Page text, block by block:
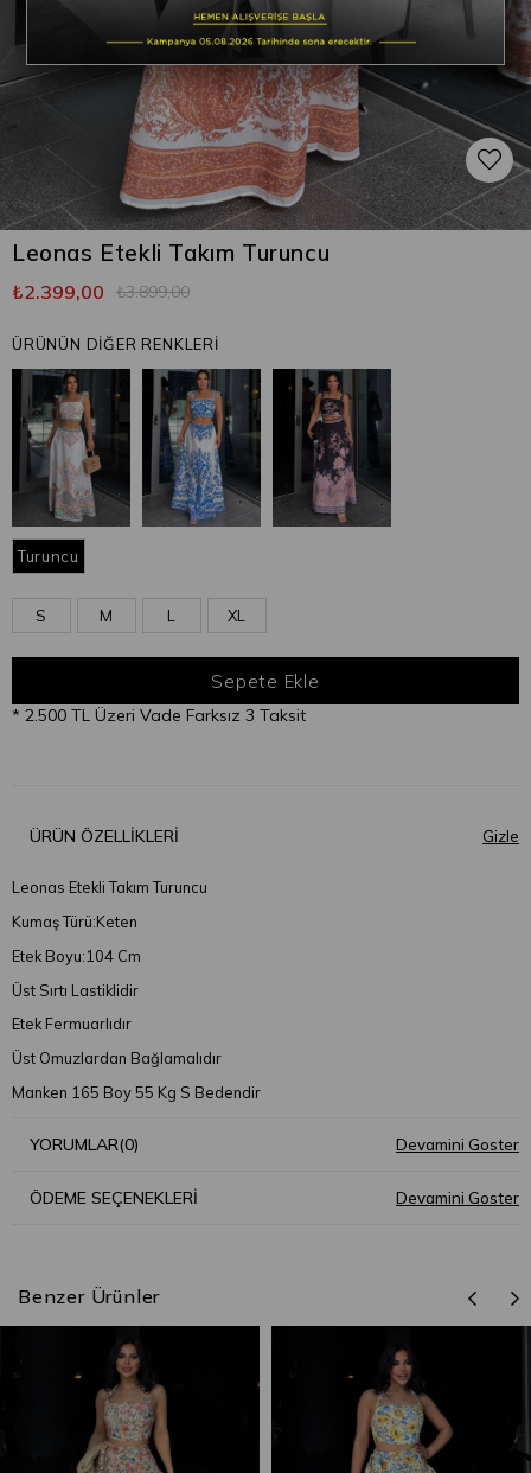
Leonas Etekli Takım Turuncu
₺3.899,00
₺2.399,00
ÜRÜNÜN DİĞER RENKLERİ
Turuncu
S M L XL
* 2.500 TL Üzeri Vade Farksız 3 Taksit
ÜRÜN ÖZELLIKLERI
Leonas Etekli Takım Turuncu
Kumaş Türü:Keten
Etek Boyu:104 Cm
Üst Sırtı Lastiklidir
Etek Fermuarlıdır
Üst Omuzlardan Bağlamalıdır
Manken 165 Boy 55 Kg S Bedendir
YORUMLAR(0)
ÖDEME SEÇENEKLERI
Benzer Ürünler